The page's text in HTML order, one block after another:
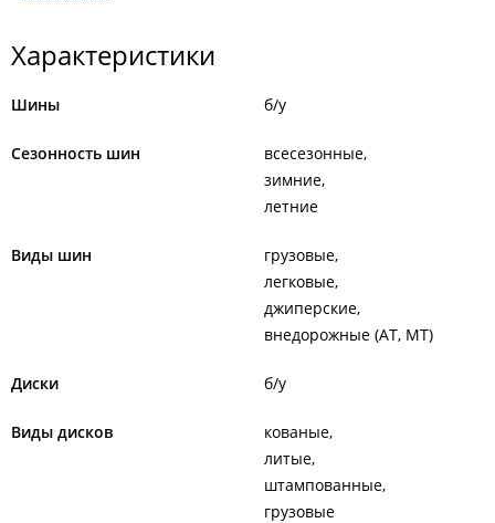
ТК "ПЭК";
ТК "Грузовозов";
Мелкие детали Почтой, EMS или любой ТК по желанию
Компания не отправляет заказы наложенным платежом.
Доставка запчастей в регионы через транспортные
ИП Илларионова М. Р.
Характеристики
Шины б/у
Сезонность шин
всесезонные
зимние
летние
Виды шин
грузовые
легковые
джиперские
внедорожные (AT, MT)
Диски б/у
Виды дисков
кованые
литые
штампованные
грузовые